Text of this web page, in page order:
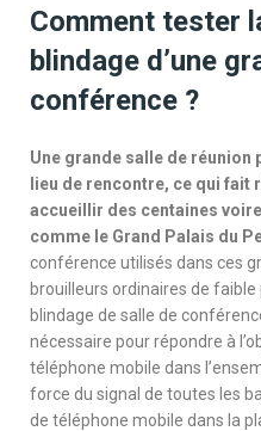
Comment tester
blindage d’une
conférence ?
Une grande salle de réunion
lieu de rencontre, ce qui fait
accueillir des centaines
comme le Grand Palais du
conférence utilisés dans ces
brouilleurs ordinaires de
blindage de salle de
nécessaire pour répondre à
téléphone mobile dans
force du signal de toutes les
de téléphone mobile dans la